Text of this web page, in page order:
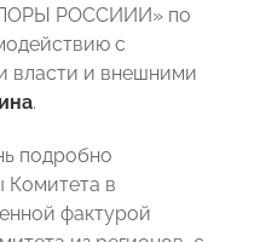
РОССИИИ» по
с
власти и внешними
.
подробно
в
фактурой